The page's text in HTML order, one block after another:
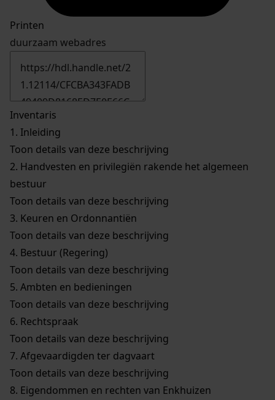
Printen
duurzaam webadres
Inventaris
1. Inleiding
Toon details van deze beschrijving
2. Handvesten en privilegiën rakende het algemeen
bestuur
Toon details van deze beschrijving
3. Keuren en Ordonnantiën
Toon details van deze beschrijving
4. Bestuur (Regering)
Toon details van deze beschrijving
5. Ambten en bedieningen
Toon details van deze beschrijving
6. Rechtspraak
Toon details van deze beschrijving
7. Afgevaardigden ter dagvaart
Toon details van deze beschrijving
8. Eigendommen en rechten van Enkhuizen